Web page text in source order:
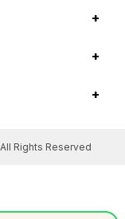
+
+
+
All Rights Reserved